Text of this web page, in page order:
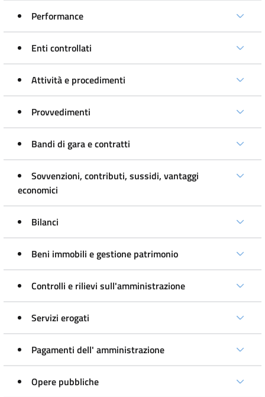
Performance
Enti controllati
Attività e procedimenti
Provvedimenti
Bandi di gara e contratti
Sovvenzioni, contributi, sussidi, vantaggi
economici
Bilanci
Beni immobili e gestione patrimonio
Controlli e rilievi sull'amministrazione
Servizi erogati
Pagamenti dell' amministrazione
Opere pubbliche